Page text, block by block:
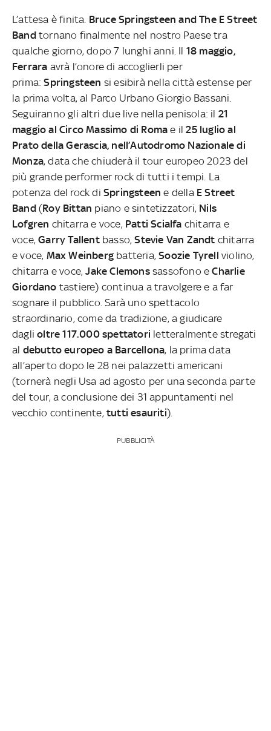
L’attesa è finita. Bruce Springsteen and The E Street
Band tornano finalmente nel nostro Paese tra
qualche giorno, dopo 7 lunghi anni. Il 18 maggio,
Ferrara avrà l’onore di accoglierli per
prima:Springsteen si esibirà nella città estense per
la prima volta, al Parco Urbano Giorgio Bassani.
Seguiranno gli altri due live nella penisola: il 21
maggio al Circo Massimo di Roma e il25 luglio al
Prato della Gerascia, nell’Autodromo Nazionale di
Monza, data che chiuderà il tour europeo 2023 del
più grande performer rock di tutti i tempi. La
potenza del rock di Springsteene della E Street
Band(Roy Bittan piano e sintetizzatori, Nils
Lofgren chitarra e voce, Patti Scialfa chitarra e
voce,Garry Tallentbasso,Stevie Van Zandt chitarra
e voce, Max Weinberg batteria,Soozie Tyrellviolino,
chitarra e voce,Jake Clemonssassofono eCharlie
Giordano tastiere) continua a travolgere e a far
sognare il pubblico. Sarà uno spettacolo
straordinario, come da tradizione, a giudicare
daglioltre 117.000 spettatori letteralmente stregati
al debutto europeo a Barcellona, la prima data
all’aperto dopo le 28 nei palazzetti americani
(tornerà negli Usa ad agosto per una seconda parte
del tour, a conclusione dei 31 appuntamenti nel
vecchio continente, tutti esauriti).
PUBBLICITÀ